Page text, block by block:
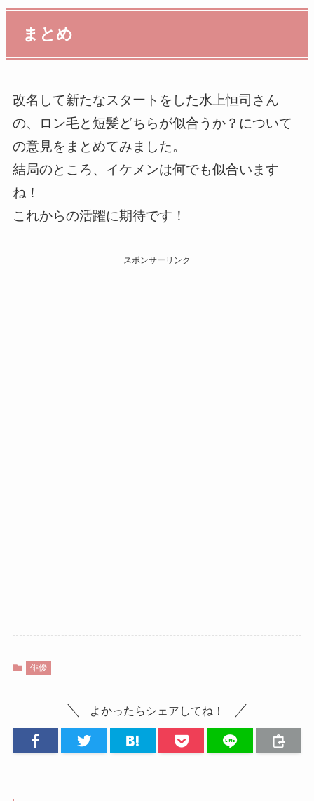
まとめ
改名して新たなスタートをした水上恒司さん
の、ロン毛と短髪どちらが似合うか？について
の意見をまとめてみました。
結局のところ、イケメンは何でも似合います
ね！
これからの活躍に期待です！
スポンサーリンク
俳優
よかったらシェアしてね！